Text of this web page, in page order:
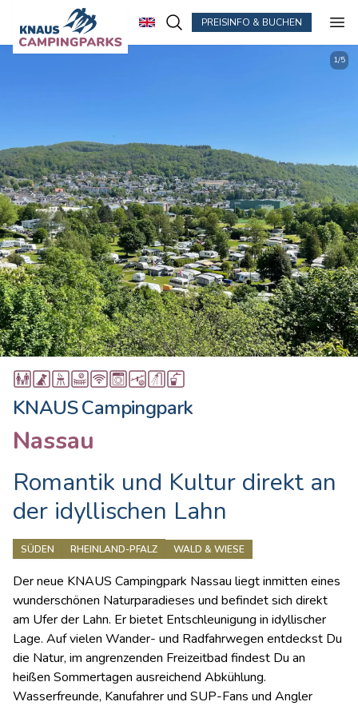
PREISINFO & BUCHEN
1/5
KNAUS Campingpark
Nassau
Romantik und Kultur direkt an
der idyllischen Lahn
SÜDEN RHEINLAND-PFALZ WALD & WIESE
Der neue KNAUS Campingpark Nassau liegt inmitten eines
wunderschönen Naturparadieses und befindet sich direkt
am Ufer der Lahn. Er bietet Entschleunigung in idyllischer
Lage. Auf vielen Wander- und Radfahrwegen entdeckst Du
die Natur, im angrenzenden Freizeitbad findest Du an
heißen Sommertagen ausreichend Abkühlung.
Wasserfreunde, Kanufahrer und SUP-Fans und Angler